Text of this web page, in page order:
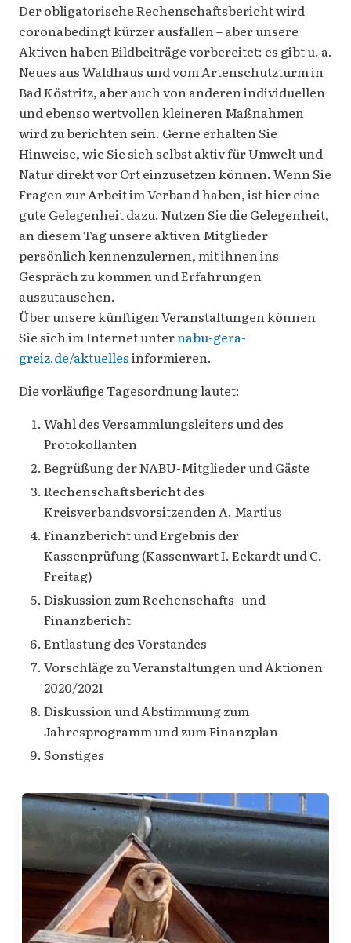
Der obligatorische Rechenschaftsbericht wird
coronabedingt kürzer ausfallen – aber unsere
Aktiven haben Bildbeiträge vorbereitet: es gibt u. a.
Neues aus Waldhaus und vom Artenschutzturm in
Bad Köstritz, aber auch von anderen individuellen
und ebenso wertvollen kleineren Maßnahmen
wird zu berichten sein. Gerne erhalten Sie
Hinweise, wie Sie sich selbst aktiv für Umwelt und
Natur direkt vor Ort einzusetzen können. Wenn Sie
Fragen zur Arbeit im Verband haben, ist hier eine
gute Gelegenheit dazu. Nutzen Sie die Gelegenheit,
an diesem Tag unsere aktiven Mitglieder
persönlich kennenzulernen, mit ihnen ins
Gespräch zu kommen und Erfahrungen
auszutauschen.
Über unsere künftigen Veranstaltungen können
Sie sich im Internet unternabu-gera-
greiz.de/aktuellesinformieren.
Die vorläufige Tagesordnung lautet:
Wahl des Versammlungsleiters und des
Protokollanten
Begrüßung der NABU-Mitglieder und Gäste
Rechenschaftsbericht des
Kreisverbandsvorsitzenden A. Martius
Finanzbericht und Ergebnis der
Kassenprüfung (Kassenwart I. Eckardt und C.
Freitag)
Diskussion zum Rechenschafts- und
Finanzbericht
Entlastung des Vorstandes
Vorschläge zu Veranstaltungen und Aktionen
2020/2021
Diskussion und Abstimmung zum
Jahresprogramm und zum Finanzplan
Sonstiges